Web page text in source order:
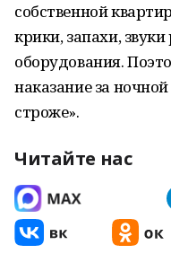
собственной
крики, запахи,
оборудования.
наказание за
строже».
Читайте нас